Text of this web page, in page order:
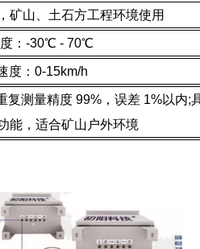
矿山、土石方工程环境使用
度：-30℃ - 70℃
度：0-15km/h
复测量精度 99%，误差 1%以内;
能，适合矿山户外环境